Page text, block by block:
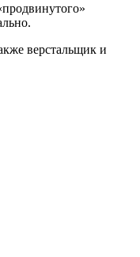
верстальщик и